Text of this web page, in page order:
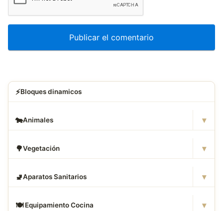
⚡Bloques dinamicos
🐄Animales ▾
🌳Vegetación ▾
🚽Aparatos Sanitarios ▾
🍽️ Equipamiento Cocina ▾